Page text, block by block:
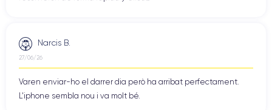
Narcis B.
27/06/26
Varen enviar-ho el darrer dia però ha arribat perfectament.
L'iphone sembla nou i va molt bé.